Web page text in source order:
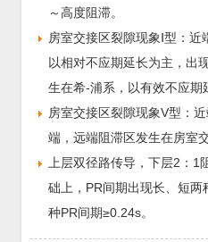
～高度阻滞。
房室交接区裂隙现象Ⅰ型：近
以相对不应期延长为主，出
生在希-浦系，以有效不应期
房室交接区裂隙现象V型：
端，远端阻滞区发生在房室
上层双径路传导，下层2：
础上，PR间期出现长、短
种PR间期≥0.24s。